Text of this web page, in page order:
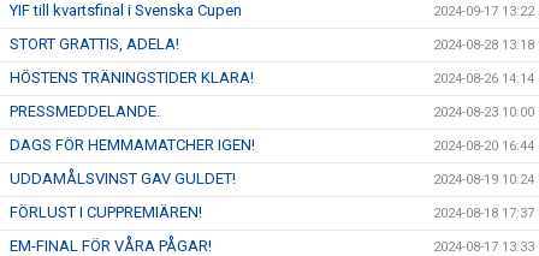
YIF till kvartsfinal i Svenska Cupen 2024-09-17 13:22
STORT GRATTIS, ADELA! 2024-08-28 13:18
HÖSTENS TRÄNINGSTIDER KLARA! 2024-08-26 14:14
PRESSMEDDELANDE. 2024-08-23 10:00
DAGS FÖR HEMMAMATCHER IGEN! 2024-08-20 16:44
UDDAMÅLSVINST GAV GULDET! 2024-08-19 10:24
FÖRLUST I CUPPREMIÄREN! 2024-08-18 17:37
EM-FINAL FÖR VÅRA PÅGAR! 2024-08-17 13:33